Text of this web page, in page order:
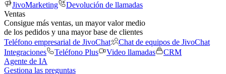
JivoMarketing
Devolución de llamadas
Ventas
Consigue más ventas, un mayor valor medio
de los pedidos y una mayor base de clientes
Teléfono empresarial de JivoChat
Chat de equipos de JivoChat
Integraciones
Teléfono Plus Video llamadas
CRM
Agente de IA
Gestiona las preguntas